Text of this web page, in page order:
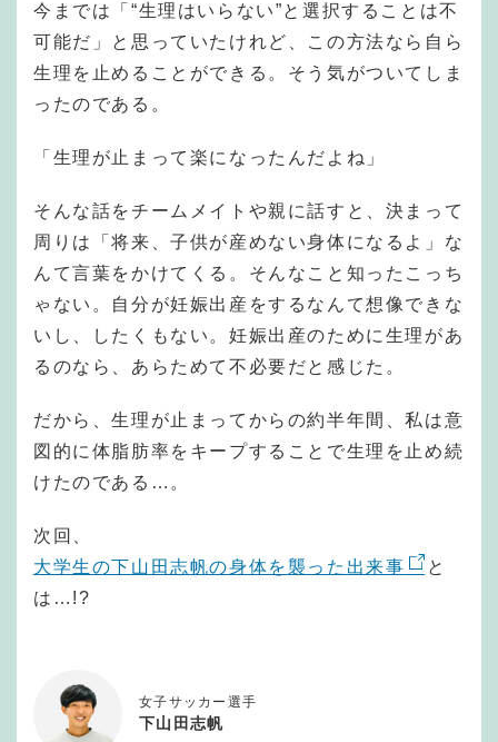
今までは「“生理はいらない”と選択することは不
可能だ」と思っていたけれど、この方法なら自ら
生理を止めることができる。そう気がついてしま
ったのである。
「生理が止まって楽になったんだよね」
そんな話をチームメイトや親に話すと、決まって
周りは「将来、子供が産めない身体になるよ」な
んて言葉をかけてくる。そんなこと知ったこっち
ゃない。自分が妊娠出産をするなんて想像できな
いし、したくもない。妊娠出産のために生理があ
るのなら、あらためて不必要だと感じた。
だから、生理が止まってからの約半年間、私は意
図的に体脂肪率をキープすることで生理を止め続
けたのである…。
次回、
大学生の下山田志帆の身体を襲った出来事
と
は…!?
女子サッカー選手
下山田志帆